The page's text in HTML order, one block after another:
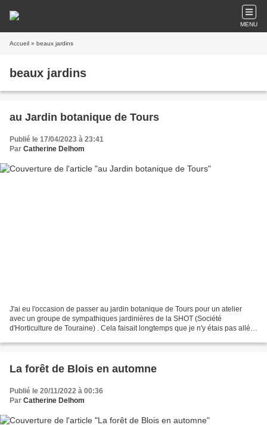
MENU
Accueil » beaux jardins
beaux jardins
au Jardin botanique de Tours
Publié le 17/04/2023 à 23:41
Par Catherine Delhom
J'ai eu l'occasion de passer au jardin botanique de Tours pour un atelier
avec un groupe de sympathiques jardinières de la SHOT (Société
d'Horticulture de Touraine) . Cela faisait longtemps que je n'y étais pas allée.
La forêt de Blois en automne
Publié le 20/11/2022 à 00:36
Par Catherine Delhom